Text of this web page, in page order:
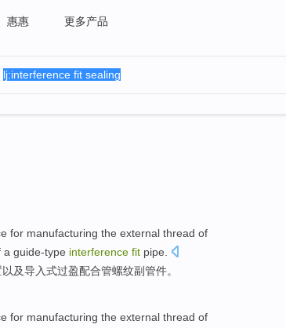
惠惠 更多产品
for manufacturing the external thread of
a guide-type interference fit pipe
以及导入式过盈配合管螺纹副管件。
for manufacturing the external thread of